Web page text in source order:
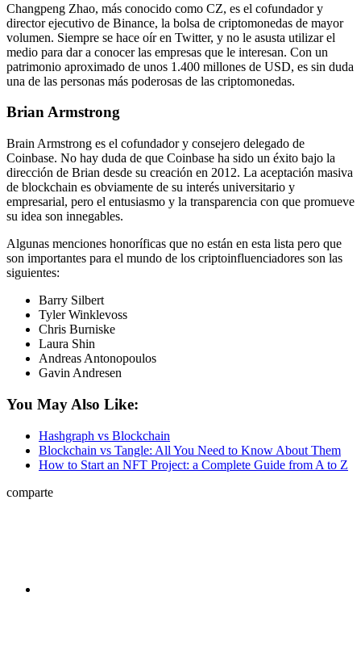
Changpeng Zhao, más conocido como CZ, es el cofundador y
director ejecutivo de Binance, la bolsa de criptomonedas de mayor
volumen. Siempre se hace oír en Twitter, y no le asusta utilizar el
medio para dar a conocer las empresas que le interesan. Con un
patrimonio aproximado de unos 1.400 millones de USD, es sin duda
una de las personas más poderosas de las criptomonedas.
Brian Armstrong
Brain Armstrong es el cofundador y consejero delegado de
Coinbase. No hay duda de que Coinbase ha sido un éxito bajo la
dirección de Brian desde su creación en 2012. La aceptación masiva
de blockchain es obviamente de su interés universitario y
empresarial, pero el entusiasmo y la transparencia con que promueve
su idea son innegables.
Algunas menciones honoríficas que no están en esta lista pero que
son importantes para el mundo de los criptoinfluenciadores son las
siguientes:
Barry Silbert
Tyler Winklevoss
Chris Burniske
Laura Shin
Andreas Antonopoulos
Gavin Andresen
You May Also Like:
Hashgraph vs Blockchain
Blockchain vs Tangle: All You Need to Know About Them
How to Start an NFT Project: a Complete Guide from A to Z
comparte